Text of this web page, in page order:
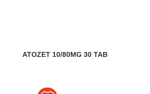
ATOZET 10/80MG 30 TAB